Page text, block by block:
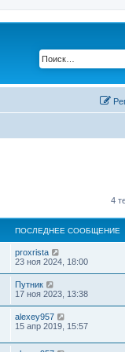
Ре
4
ПОСЛЕДНЕЕ СООБЩЕНИЕ
proxrista
23 ноя 2024, 18:00
Путник
17 ноя 2023, 13:38
alexey957
15 апр 2019, 15:57